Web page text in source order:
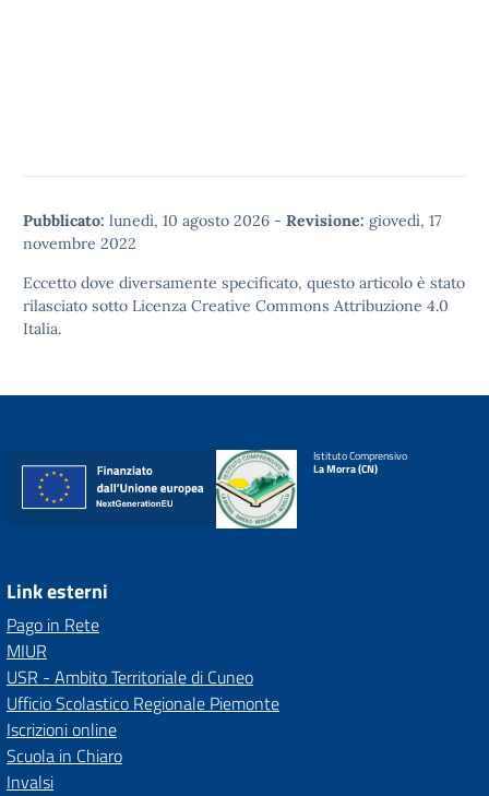
Pubblicato: lunedì, 10 agosto 2026 - Revisione: giovedì, 17
novembre 2022
Eccetto dove diversamente specificato, questo articolo è stato
rilasciato sotto Licenza Creative Commons Attribuzione 4.0
Italia.
Istituto Comprensivo
La Morra (CN)
Link esterni
Pago in Rete
MIUR
USR - Ambito Territoriale di Cuneo
Ufficio Scolastico Regionale Piemonte
Iscrizioni online
Scuola in Chiaro
Invalsi